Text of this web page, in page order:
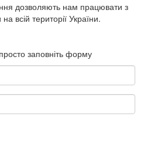
дозволяють нам працювати з
всій території України.
заповніть форму